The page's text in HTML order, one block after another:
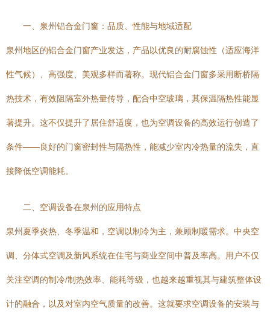
一、泉州铝合金门窗：品质、性能与地域适配
泉州地区的铝合金门窗产业发达，产品以优良的耐腐蚀性（适应海洋
性气候）、高强度、美观多样而著称。现代铝合金门窗多采用断桥隔
热技术，有效阻隔室外热量传导，配合中空玻璃，其保温隔热性能显
著提升。这不仅提升了居住舒适度，也为空调设备的高效运行创造了
条件——良好的门窗密封性与隔热性，能减少室内冷热量的流失，直
接降低空调能耗。
二、空调设备在泉州的应用特点
泉州夏季炎热、冬季温和，空调以制冷为主，兼顾制暖需求。中央空
调、分体式空调及新风系统在住宅与商业空间中普及率高。用户不仅
关注空调的制冷/制热效率、能耗等级，也越来越重视其与建筑整体设
计的融合，以及对室内空气质量的改善。这就要求空调设备的安装与